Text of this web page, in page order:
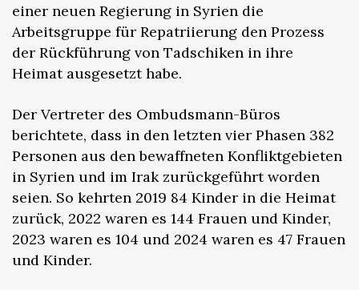
einer neuen Regierung in Syrien die
Arbeitsgruppe für Repatriierung den Prozess
der Rückführung von Tadschiken in ihre
Heimat ausgesetzt habe.
Der Vertreter des Ombudsmann-Büros
berichtete, dass in den letzten vier Phasen 382
Personen aus den bewaffneten Konfliktgebieten
in Syrien und im Irak zurückgeführt worden
seien. So kehrten 2019 84 Kinder in die Heimat
zurück, 2022 waren es 144 Frauen und Kinder,
2023 waren es 104 und 2024 waren es 47 Frauen
und Kinder.